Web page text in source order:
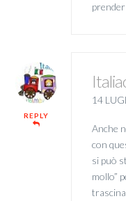
REPLY
14
Anche
con
si può
mollo”